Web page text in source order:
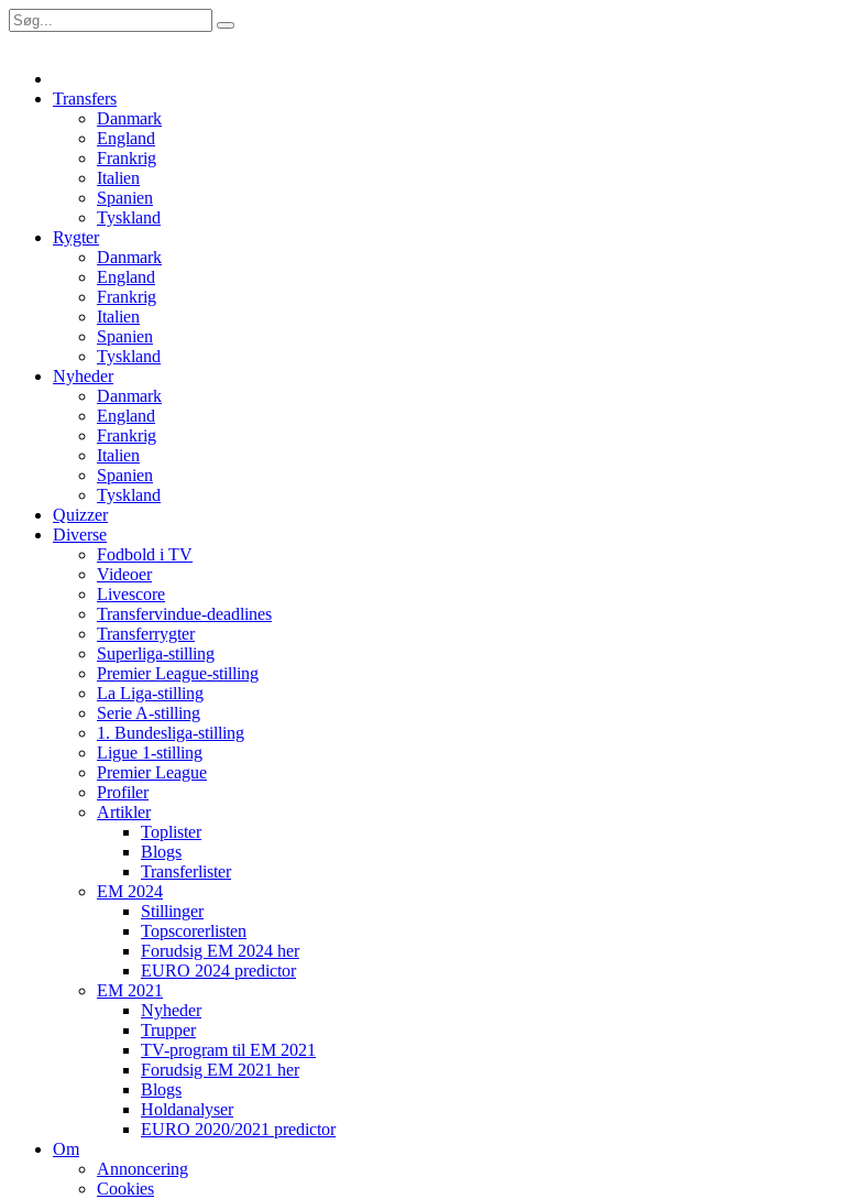
Transfers
Danmark
England
Frankrig
Italien
Spanien
Tyskland
Rygter
Danmark
England
Frankrig
Italien
Spanien
Tyskland
Nyheder
Danmark
England
Frankrig
Italien
Spanien
Tyskland
Quizzer
Diverse
Fodbold i TV
Videoer
Livescore
Transfervindue-deadlines
Transferrygter
Superliga-stilling
Premier League-stilling
La Liga-stilling
Serie A-stilling
1. Bundesliga-stilling
Ligue 1-stilling
Premier League
Profiler
Artikler
Toplister
Blogs
Transferlister
EM 2024
Stillinger
Topscorerlisten
Forudsig EM 2024 her
EURO 2024 predictor
EM 2021
Nyheder
Trupper
TV-program til EM 2021
Forudsig EM 2021 her
Blogs
Holdanalyser
EURO 2020/2021 predictor
Om
Annoncering
Cookies